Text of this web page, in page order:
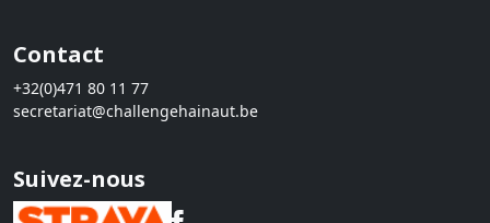
Contact
+32(0)471 80 11 77
secretariat@challengehainaut.be
Suivez-nous